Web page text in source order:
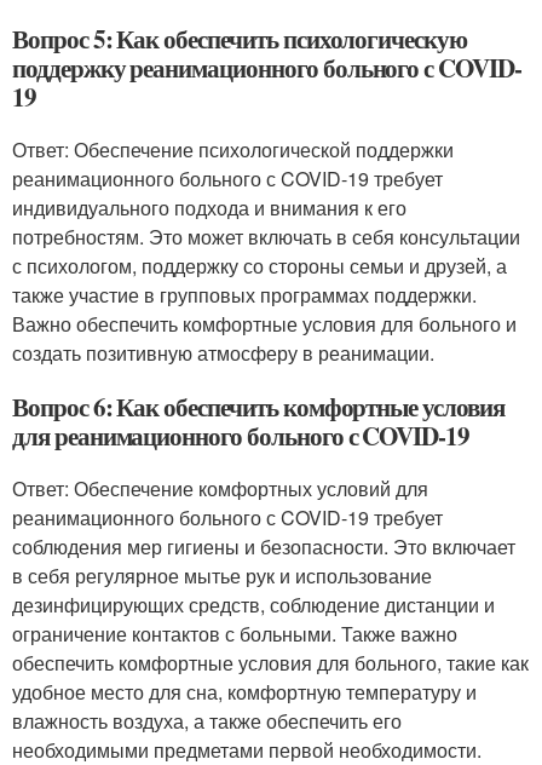
Вопрос 5: Как обеспечить психологическую
поддержку реанимационного больного с COVID-
19
Ответ: Обеспечение психологической поддержки
реанимационного больного с COVID-19 требует
индивидуального подхода и внимания к его
потребностям. Это может включать в себя консультации
с психологом, поддержку со стороны семьи и друзей, а
также участие в групповых программах поддержки.
Важно обеспечить комфортные условия для больного и
создать позитивную атмосферу в реанимации.
Вопрос 6: Как обеспечить комфортные условия
для реанимационного больного с COVID-19
Ответ: Обеспечение комфортных условий для
реанимационного больного с COVID-19 требует
соблюдения мер гигиены и безопасности. Это включает
в себя регулярное мытье рук и использование
дезинфицирующих средств, соблюдение дистанции и
ограничение контактов с больными. Также важно
обеспечить комфортные условия для больного, такие как
удобное место для сна, комфортную температуру и
влажность воздуха, а также обеспечить его
необходимыми предметами первой необходимости.